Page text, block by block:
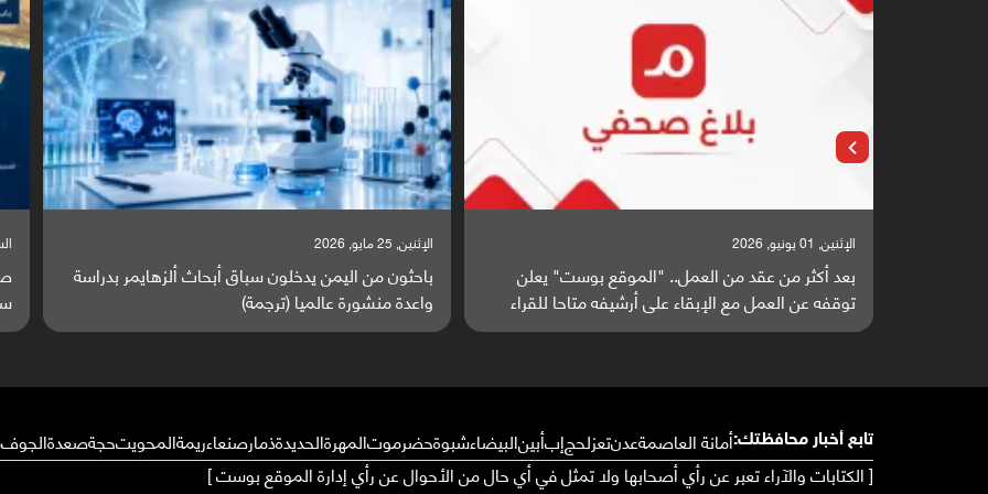
الإثنين, 25 مايو, 2026
باحثون من اليمن يدخلون سباق أبحاث ألزهايمر بدراسة
واعدة منشورة عالميا (ترجمة)
السبت, 23 مايو, 2026
صراع دولي يتصاعد قرب اليمن والبحر الأحمر يتحول إلى
ساحة مواجهة عالمية (ترجمة)
تابع أخبار محافظتك:أمانة العاصمةعدنتعزلحجإبأبينالبيضاءشبوةحضرموتالمهرةالحديدةذمارصنعاءريمةالمحويتحجةصعدةالجوف
[ الكتابات والآراء تعبر عن رأي أصحابها ولا تمثل في أي حال من الأحوال عن رأي إدارة الموقع بوست ]